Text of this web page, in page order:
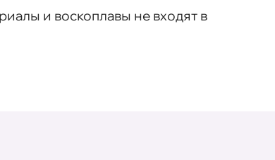
и воскоплавы не входят в